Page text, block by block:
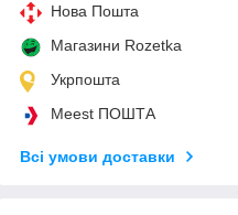
Нова Пошта
Магазини Rozetka
Укрпошта
Meest ПОШТА
Всі умови доставки